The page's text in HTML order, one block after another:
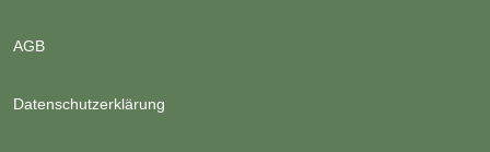
AGB
Datenschutzerklärung